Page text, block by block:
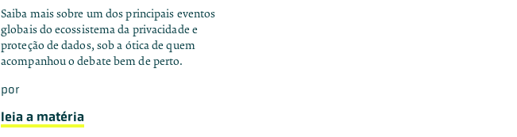
Saiba mais sobre um dos principais eventos
globais do ecossistema da privacidade e
proteção de dados, sob a ótica de quem
acompanhou o debate bem de perto.
por
leia a matéria